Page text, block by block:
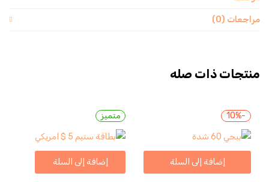
مراجعات (0)
منتجات ذات صله
-10%
إضافة إلى السلة
متميز
إضافة إلى السلة